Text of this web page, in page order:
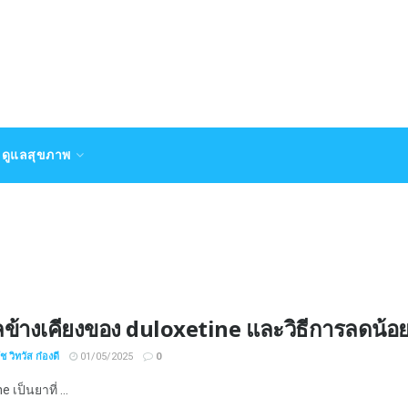
ดูแลสุขภาพ
างเคียงของ duloxetine และวิธีการลดน้อ
วิทวัส ก๋องดี 01/05/2025 0
เป็นยาที่ ...